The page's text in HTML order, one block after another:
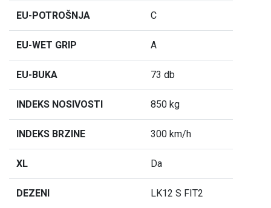
EU-POTROŠNJA C
EU-WET GRIP A
EU-BUKA 73 db
INDEKS NOSIVOSTI 850 kg
INDEKS BRZINE 300 km/h
XL Da
DEZENI LK12 S FIT2